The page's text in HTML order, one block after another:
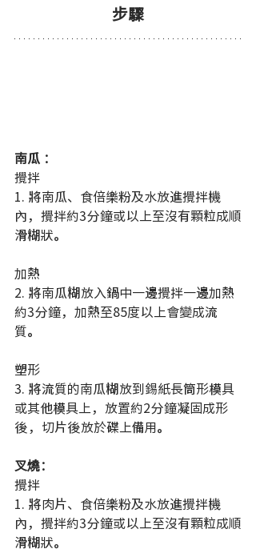
步驟
南瓜 ：
攪拌
1. 將南瓜、食倍樂粉及水放進攪拌機
內，攪拌約3分鐘或以上至沒有顆粒成順
滑糊狀。
加熱
2. 將南瓜糊放入鍋中一邊攪拌一邊加熱
約3分鐘，加熱至85度以上會變成流
質。
塑形
3. 將流質的南瓜糊放到錫紙長筒形模具
或其他模具上，放置約2分鐘凝固成形
後，切片後放於碟上備用。
叉燒：
攪拌
1. 將肉片、食倍樂粉及水放進攪拌機
內，攪拌約3分鐘或以上至沒有顆粒成順
滑糊狀。